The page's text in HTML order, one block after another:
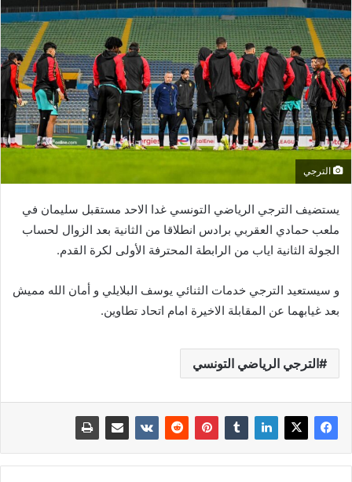
الترجي
يستضيف الترجي الرياضي التونسي غدا الاحد مستقبل سليمان في
ملعب حمادي العقربي برادس انطلاقا من الثانية بعد الزوال لحساب
الجولة الثانية اياب من الرابطة المحترفة الأولى لكرة القدم.
و سيستعيد الترجي خدمات الثنائي يوسف البلايلي و أمان الله مميش
بعد غيابهما عن المقابلة الاخيرة امام اتحاد تطاوين.
الترجي الرياضي التونسي